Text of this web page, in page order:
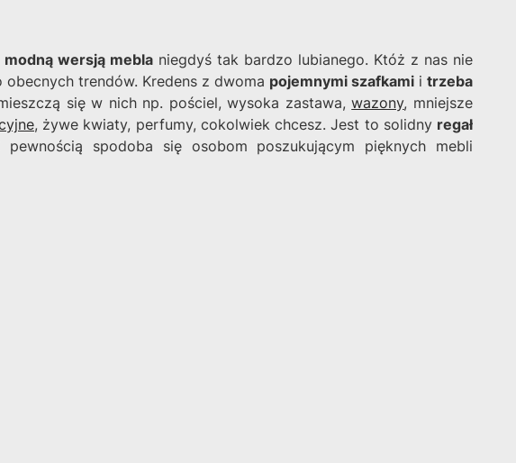
modną wersją meblaniegdyś tak bardzo lubianego. Któż z nas nie
trendów. Kredens z dwoma pojemnymi szafkami i trzeba
się w nich np. pościel, wysoka zastawa,wazony, mniejsze
, żywe kwiaty, perfumy, cokolwiek chcesz. Jest to solidny regał
spodoba się osobom poszukującym pięknych mebli